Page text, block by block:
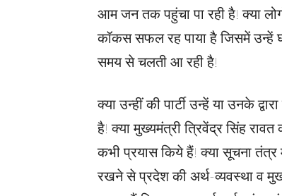
आम जन तक पहुंचा पा रही है! क्या
कॉकस सफल रह पाया है जिसमें उन्हें
समय से चलती आ रही है!
क्या उन्हीं की पार्टी उन्हें या उनके
है! क्या मुख्यमंत्री त्रिवेंद्र सिंह
कभी प्रयास किये हैं! क्या सूचना
रखने से प्रदेश की अर्थ-व्यवस्था व